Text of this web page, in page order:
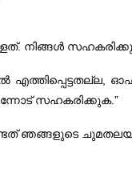
നിങ്ങള്‍
സഹകരിക്കുക.”
ഞങ്ങളുടെ